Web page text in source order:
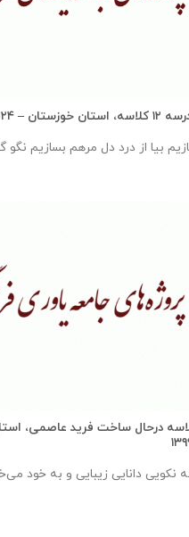
۱۳۹۹
بیا از درد دل مرهم بسازیم
از دبستان ۳ کلاسه درحال ساخت فرید
نكويی دانايی زيبايی و به خود